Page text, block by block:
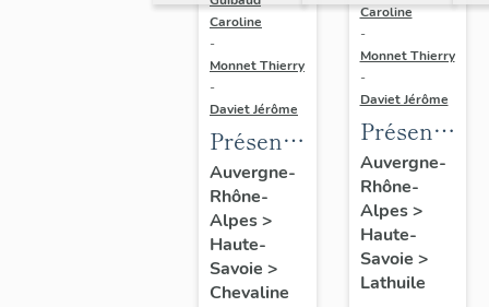
Caroline
-
Monnet Thierry
-
Daviet Jérôme
Présentation
de la
commune
de
Chevaline
Auvergne-
Rhône-
Alpes>
Haute-
Savoie >
Chevaline
Caroline
-
Monnet Thierry
-
Daviet Jérôme
de la
commune
de
Lathuile
Auvergne-
Rhône-
Alpes>
Haute-
Savoie >
Lathuile